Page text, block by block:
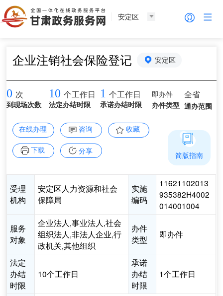
安定区
企业注销社会保险登记 安定区
0 次
到现场次数
10 个工作日
法定办结时限
1 个工作日
承诺办结时限
即办件
办件类型
全省
通办范围
在线办理 咨询 收藏
下载 分享
受理
机构
安定区人力资源和社会
保障局
实施
编码
11621102013
935382H4002
014001004
服务
对象
企业法人,事业法人,社会
组织法人,非法人企业,行
政机关,其他组织
办件
类型
即办件
法定
办结
时限
10个工作日
承诺
办结
时限
1个工作日
简版指南